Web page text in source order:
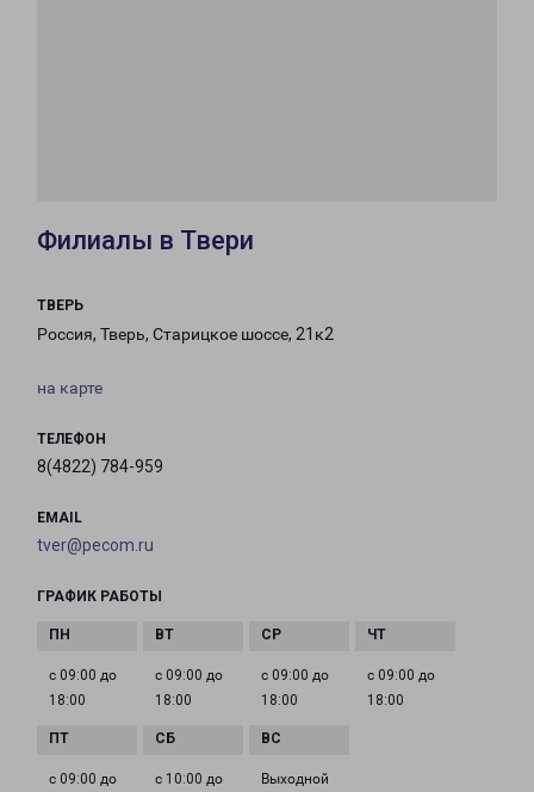
Филиалы в Твери
ТВЕРЬ
Россия, Тверь, Старицкое шоссе, 21к2
на карте
ТЕЛЕФОН
8(4822) 784-959
EMAIL
tver@pecom.ru
ГРАФИК РАБОТЫ
с 09:00 до
18:00
с 09:00 до
18:00
с 09:00 до
18:00
с 09:00 до
18:00
с 09:00 до
с 10:00 до
Выходной